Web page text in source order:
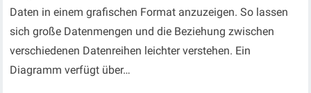
Daten in einem grafischen Format anzuzeigen. So lassen
sich große Datenmengen und die Beziehung zwischen
verschiedenen Datenreihen leichter verstehen. Ein
Diagramm verfügt über…